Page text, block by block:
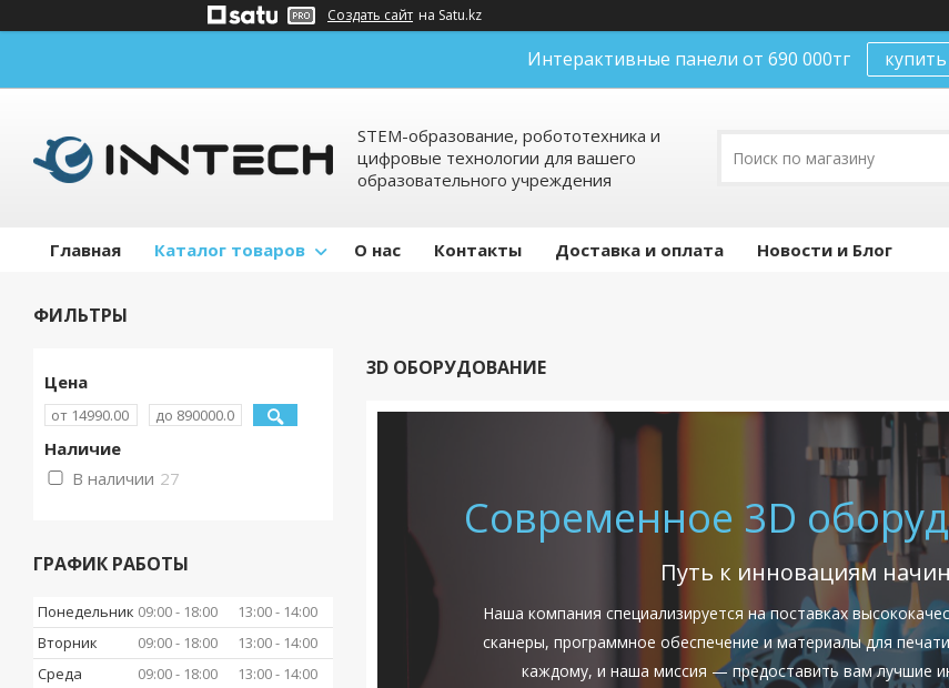
Создать сайт на Satu.kz
Интерактивные панели от 690 000тг купить
STEM-образование, робототехника и
цифровые технологии для вашего
образовательного учреждения
Главная Каталог товаров О нас Контакты Доставка и оплата Новости и Блог
3D ОБОРУДОВАНИЕ
Современное 3D
Путь к инновациям
Наша компания специализируется на поставках
сканеры, программное обеспечение и материалы для
каждому, и наша миссия — предоставить вам лучшие
ФИЛЬТРЫ
Цена
Наличие
В наличии 27
ГРАФИК РАБОТЫ
Понедельник 09:00 18:00 13:00
14:00
Вторник
09:00 18:00 13:00
14:00
Среда
09:00 18:00 13:00
14:00